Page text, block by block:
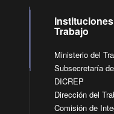
Trabajo
Ministerio del
Subsecretaría
DICREP
Dirección del
Comisión de